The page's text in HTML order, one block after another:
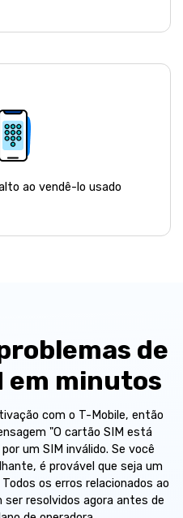
ao vendê-lo usado
de
em minutos
com o T-Mobile, então
"O cartão SIM está
um SIM inválido. Se você
é provável que seja um
os erros relacionados ao
ser resolvidos agora antes de